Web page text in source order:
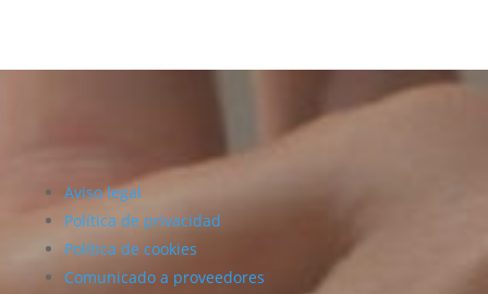
Aviso legal
Política de privacidad
Política de cookies
Comunicado a proveedores